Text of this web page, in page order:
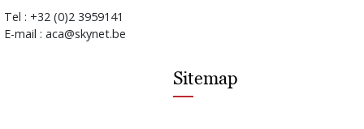
Tel : +32 (0)2 3959141
E-mail : aca@skynet.be
Sitemap